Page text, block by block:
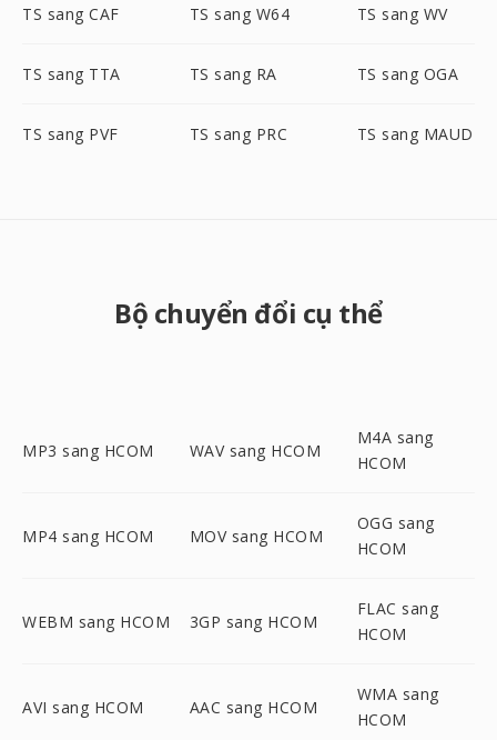
TS sang CAF TS sang W64 TS sang WV
TS sang TTA TS sang RA TS sang OGA
TS sang PVF TS sang PRC TS sang MAUD
Bộ chuyển đổi cụ thể
MP3 sang HCOM WAV sang HCOM
M4A sang
HCOM
MP4 sang HCOM MOV sang HCOM
OGG sang
HCOM
WEBM sang HCOM 3GP sang HCOM
FLAC sang
HCOM
AVI sang HCOM AAC sang HCOM
WMA sang
HCOM